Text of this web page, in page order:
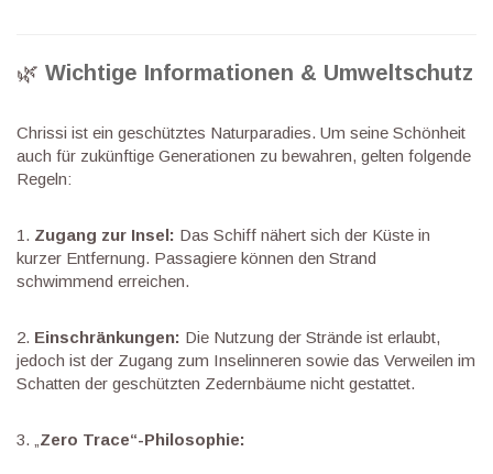
🌿 Wichtige Informationen & Umweltschutz
Chrissi ist ein geschütztes Naturparadies. Um seine Schönheit
auch für zukünftige Generationen zu bewahren, gelten folgende
Regeln:
1. Zugang zur Insel: Das Schiff nähert sich der Küste in
kurzer Entfernung. Passagiere können den Strand
schwimmend erreichen.
2. Einschränkungen: Die Nutzung der Strände ist erlaubt,
jedoch ist der Zugang zum Inselinneren sowie das Verweilen im
Schatten der geschützten Zedernbäume nicht gestattet.
3. „ Zero Trace“-Philosophie: